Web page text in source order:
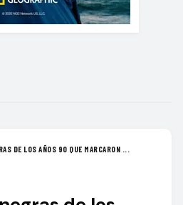
DE LOS AÑOS 90 QUE MARCARON ...